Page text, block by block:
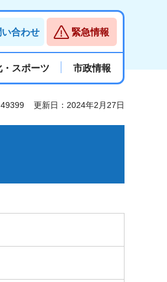
い合わせ 緊急情報
スポーツ 市政情報
更新日：2024年2月27日